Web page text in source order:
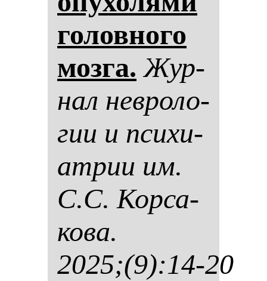
го­лов­но­го
моз­га. Жур­
нал нев­ро­ло­
гии и пси­хи­
ат­рии им.
С.С. Кор­са­
ко­ва.
2025;(9):14-20